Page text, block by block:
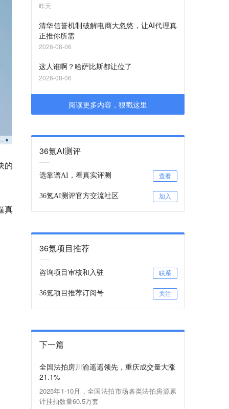
的
真
昨天
清华信誉机制破解电商大忽悠，让AI代理真
正推你所需
2026-08-06
这人谁啊？哈萨比斯都让位了
2026-08-06
阅读更多内容，狠戳这里
36氪AI测评
选靠谱AI，看真实评测 查看
36氪AI测评官方交流社区 加入
36氪项目推荐
咨询项目审核和入驻 联系
36氪项目推荐订阅号 关注
下一篇
全国法拍房川渝遥遥领先，重庆成交量大涨
21.1%
2025年1-10月，全国法拍市场各类法拍房源累
计挂拍数量60.5万套